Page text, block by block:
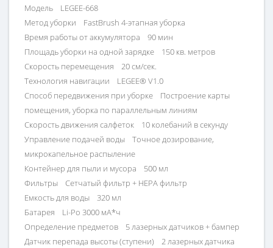
Модель LEGEE-668
Метод уборки FastBrush 4-этапная уборка
Время работы от аккумулятора 90 мин
Площадь уборки на одной зарядке 150 кв. метров
Скорость перемещения 20 см/сек.
Технология навигации LEGEE® V1.0
Способ передвижения при уборке Построение карты
помещения, уборка по параллельным линиям
Скорость движения салфеток 10 колебаний в секунду
Управление подачей воды Точное дозирование,
микрокапельное распыление
Контейнер для пыли и мусора 500 мл
Фильтры Сетчатый фильтр + HEPA фильтр
Емкость для воды 320 мл
Батарея Li-Po 3000 мА*ч
Определение предметов 5 лазерных датчиков + бампер
Датчик перепада высоты (ступени) 2 лазерных датчика